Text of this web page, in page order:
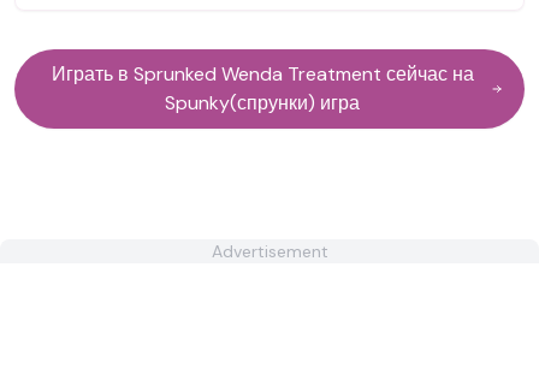
Играть в Sprunked Wenda Treatment сейчас на
Spunky(спрунки) игра
Advertisement